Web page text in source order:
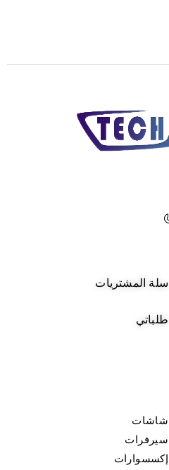
سلة المشتريات
طلباتي
شاشات
سيرفرات
إكسسوارات